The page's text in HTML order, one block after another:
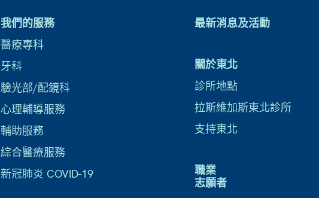
我們的服務
醫療專科
牙科
驗光部/配鏡科
心理輔導服務
輔助服務
綜合醫療服務
新冠肺炎 COVID-19
最新消息及活動
關於東北
診所地點
拉斯維加斯東北診所
支持東北
職業
志願者